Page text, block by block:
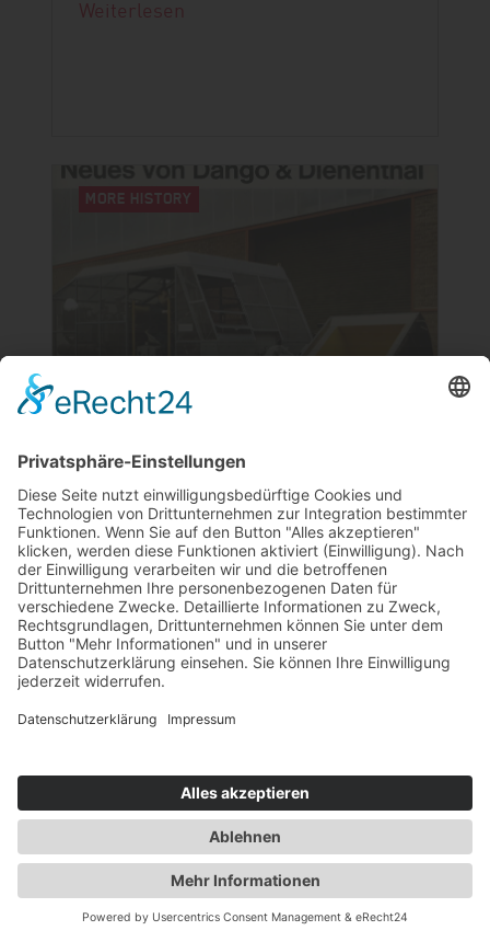
Weiterlesen
MORE HISTORY
EIN OLDTIMER
UNSERER CHM SERIE
AZUBIBLOG